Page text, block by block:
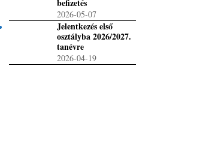
befizetés
2026-05-07
Jelentkezés első
osztályba 2026/2027.
tanévre
2026-04-19